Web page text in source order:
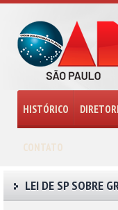
HISTÓRICO
CONTATO
LEI DE SP SOBRE